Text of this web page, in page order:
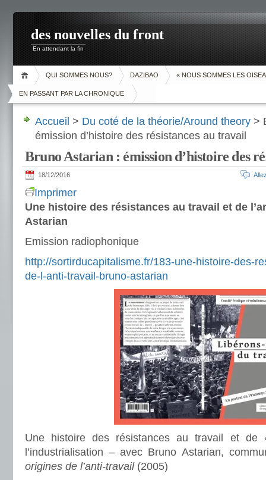
des nouvelles du front
En attendant la fin
QUI SOMMES NOUS? DAZIBAO « NOUS SOMMES LES
EN PASSANT PAR LA CHRONIQUE
Accueil > Du coté de la théorie/Around theory >
émission d’histoire des résistances au travail
Bruno Astarian : émission d’histoire des
18/12/2016
Imprimer
Une histoire des résistances au travail et de
Astarian
Emission radiophonique
http://sortirducapitalisme.fr/183-une-histoire-des-
de-l-anti-travail-bruno-astarian
Une histoire des résistances au travail et de
l’industrialisation – avec Bruno Astarian,
origines de l’anti-travail(2005)